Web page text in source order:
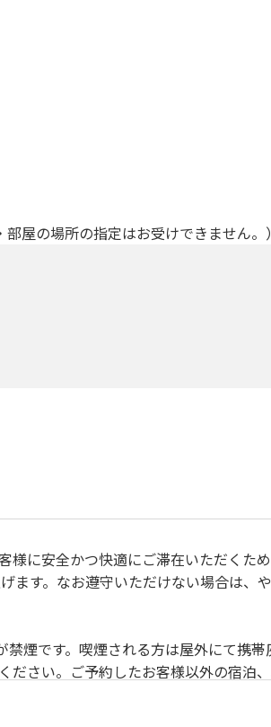
屋の場所の指定はお受けできません。）
に安全かつ快適にご滞在いただくた
ます。なお遵守いただけない場合は、
止事項 】
土足厳禁です。
煙です。喫煙される方は屋外にて携帯
さい。ご予約したお客様以外の宿泊